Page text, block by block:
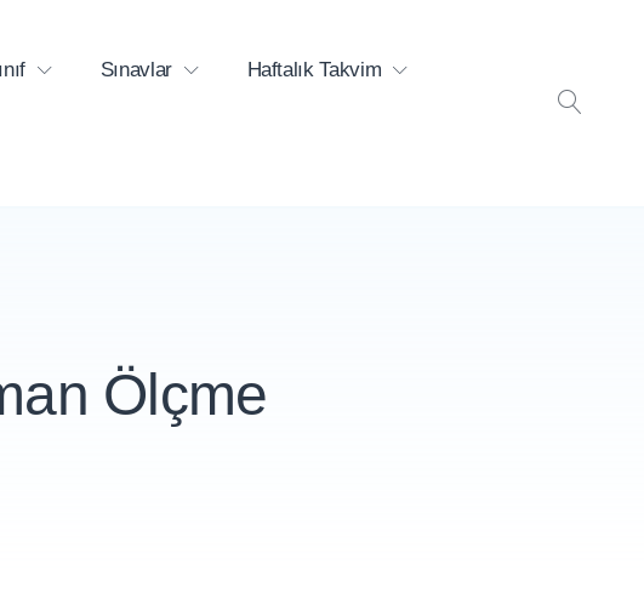
Sınavlar Haftalık Takvim
Ölçme